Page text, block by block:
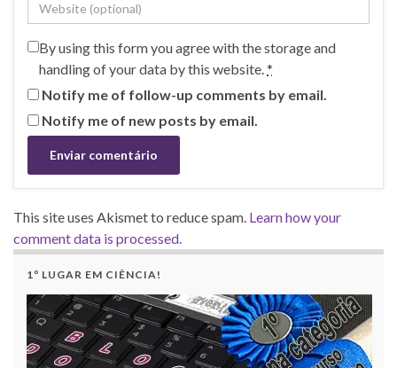
By using this form you agree with the storage and
handling of your data by this website.*
Notify me of follow-up comments by email.
Notify me of new posts by email.
This site uses Akismet to reduce spam. Learn how your
comment data is processed.
1º LUGAR EM CIÊNCIA!